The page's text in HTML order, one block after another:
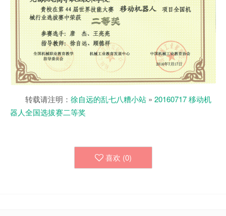
转载请注明： 徐自远的乱七八糟小站 » 20160717 移动机
器人全国选拔赛二等奖
喜欢 (0)